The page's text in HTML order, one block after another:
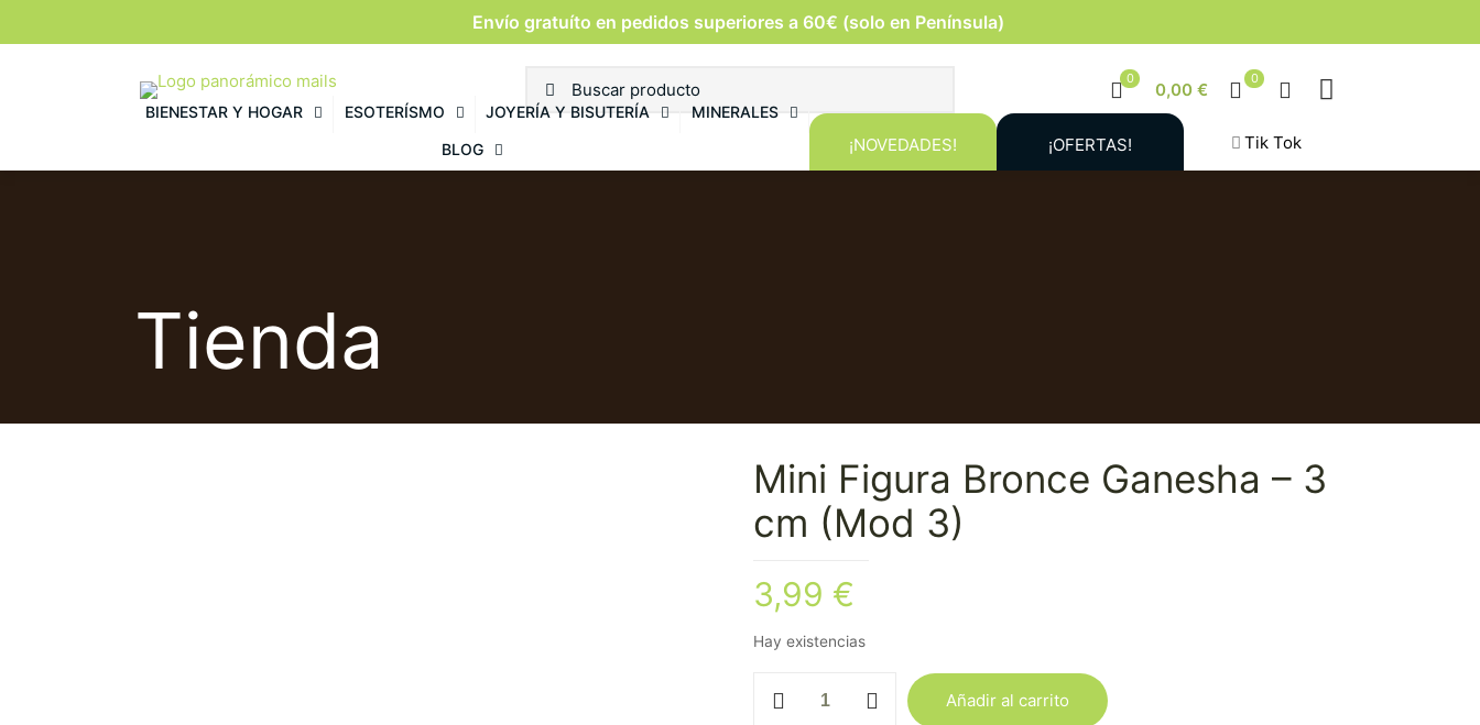
Envío gratuíto en pedidos superiores a 60€ (solo en Península)
0
0,00 €
0
BIENESTAR Y HOGAR ESOTERÍSMO JOYERÍA Y BISUTERÍA
MINERALES
BLOG
¡NOVEDADES! ¡OFERTAS! Tik Tok
Tienda
Mini Figura Bronce Ganesha – 3
cm (Mod 3)
3,99 €
Hay existencias
Figura
Añadir al carrito